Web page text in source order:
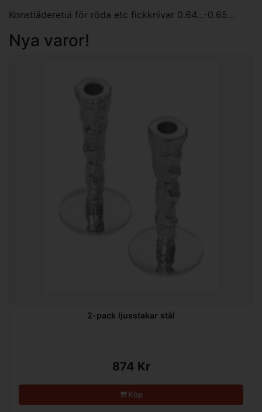
Konstläderetui för röda etc fickknivar 0.64...-0.65...
Nya varor!
2-pack ljusstakar stål
874 Kr
Köp